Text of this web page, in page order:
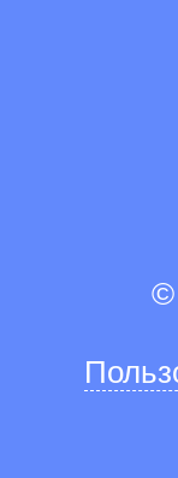
©